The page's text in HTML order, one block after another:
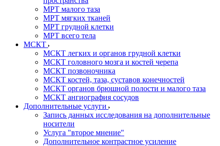
МРТ малого таза
МРТ мягких тканей
МРТ грудной клетки
МРТ всего тела
МСКТ
МСКТ легких и органов грудной клетки
МСКТ головного мозга и костей черепа
МСКТ позвоночника
МСКТ костей, таза, суставов конечностей
МСКТ органов брюшной полости и малого таза
МСКТ ангиография сосудов
Дополнительные услуги
Запись данных исследования на дополнительные
носители
Услуга "второе мнение"
Дополнительное контрастное усиление